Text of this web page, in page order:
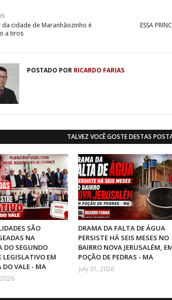
ESSA
cidade de Maranhãozinho é
a tiros
POSTADO POR RICARDO FARIAS
TALVEZ VOCÊ GOSTE DESTAS
SÃO
NA
DO SEGUNDO
LEGISLATIVO EM
DO VALE - MA
DRAMA DA FALTA DE ÁGUA
PERSISTE HÁ SEIS MESES NO
BAIRRO NOVA JERUSALÉM,
POÇÃO DE PEDRAS - MA
July 31, 2026